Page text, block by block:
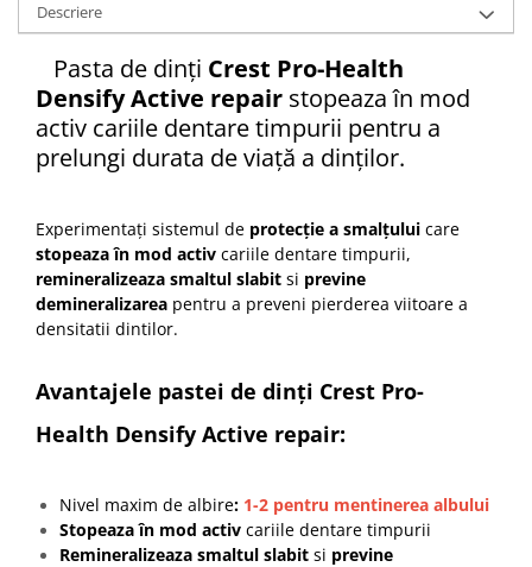
Descriere
Pasta de dinți Crest Pro-Health
Densify Active repair stopeaza în mod
activ cariile dentare timpurii pentru a
prelungi durata de viață a dinților.
Experimentați sistemul de protecție a smalțului care
stopeaza în mod activ cariile dentare timpurii,
remineralizeaza smaltul slabit si previne
demineralizarea pentru a preveni pierderea viitoare a
densitatii dintilor.
Avantajele pastei de dinți Crest Pro-
Health Densify Active repair:
Nivel maxim de albire: 1-2 pentru mentinerea albului
Stopeaza în mod activ cariile dentare timpurii
Remineralizeaza smaltul slabit si previne